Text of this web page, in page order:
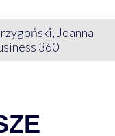
, Joanna
360